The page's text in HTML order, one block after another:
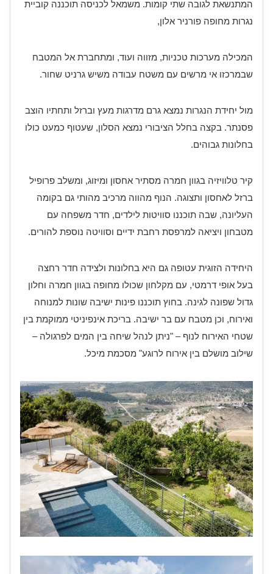
המתנשאת לגובה שתי קומות. משמאל לכניסה תוכננה קוביית
נגרות מחופה פורניר אלון,
המכילה מערכות טכניות, מזווה ועוד, ומתחברת אל המטבח
שבמרכזו אי מרשים עם משטח עבודה משיש גרניט שחור.
מול יחידת הנגרות נמצא גרם מדרגות מעץ וברזל ותחתיו הוצב
פסנתר. בקצה בחלל הציבורי נמצא הסלון, שעטוף כמעט כולו
בחלונות גבוהים.
קיר טלוויזיה בגוון חמרה מסתיר אחסון ומיזוג, ומשלב פרופיל
ברזל לאחסון ותצוגה. הנוף מהווה מרכיב מהותי גם בקומה
העליונה, שבה תוכננו סוויטות לילדים, חדר משפחה עם
מטבחון ויציאה למרפסת רחבת ידיים וסוויטה נוספת להורים.
היחידה הזוגית עטופה גם היא בחלונות ולצידה חדר רחצה
בעל אופי דרמטי, עם מקלחון שכולו מחופה בגוון חמרה וחלון
גדול שפונה לגינה. בחוץ תוכננו פינות ישיבה שונות למנוחה
ואירוח, וכן מטבח עם בר ישיבה. בריכת אינפיניטי ממוקמת בין
שטחי האירוח לנוף – "ניתן לנהל שיחה בין המים לפרגולה –
שילוב מושלם בין אירוח לרוגע" מסכמת מיכל.